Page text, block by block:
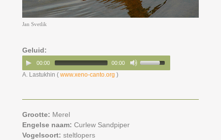
Jan Svetlik
Geluid:
00:00 00:00
A. Lastukhin ( www.xeno-canto.org )
Grootte: Merel
Engelse naam: Curlew Sandpiper
Vogelsoort: steltlopers